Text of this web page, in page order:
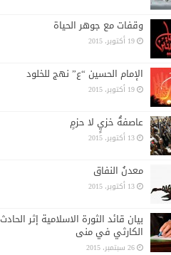
وقفات مع جوهر الحياة
19 أكتوبر، 2015
الإمام الحسين “ع” نهج للخلود
19 أكتوبر، 2015
عاصفةُ خزيٍ لا حزمٍ
13 أكتوبر، 2015
معدنُ النفاق
13 أكتوبر، 2015
بيان قائد الثورة الاسلامیة إثر الحادث
الکارثي في منی
26 سبتمبر، 2015